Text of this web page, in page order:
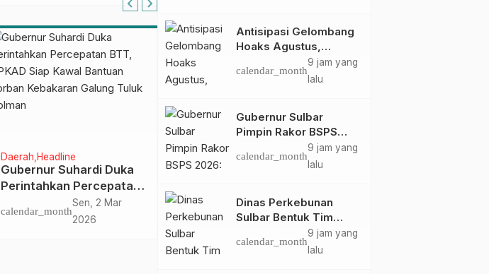
Pasangkayu
Daerah Headline
Gubernur Suhardi Duka
Perintahkan Percepatan
BTT, BPKAD Siap Kawal
Bantuan Korban
calendar_month
Sen, 2 Mar
2026
Daerah Pasangkayu
Ketum Adkasi Aktif Bantu
Tsunami Sulteng
calendar_month
Ming, 7 Okt
2018
Mamuju
Informasi untuk
Antisipasi Gelombang
Hoaks Agustus,
Pemprov Sulbar Ajak
Warga Jaga Ruang
calendar_month
9 jam yang
lalu
Gubernur Sulbar
Pimpin Rakor BSPS
2026: Mamuju dan
Pasangkayu Masih Nol
calendar_month
9 jam yang
lalu
Dinas Perkebunan
Sulbar Bentuk Tim
Kendali Internal ICS
untuk Dukung
calendar_month
9 jam yang
lalu